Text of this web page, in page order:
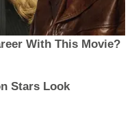
With This Movie?
Stars Look